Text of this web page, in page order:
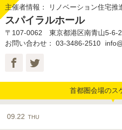
主催者情報： リノベーション住宅推
スパイラルホール
〒107-0062 東京都港区南青山5-6-
お問い合わせ： 03-3486-2510
首都圏会場のス
09.22 THU